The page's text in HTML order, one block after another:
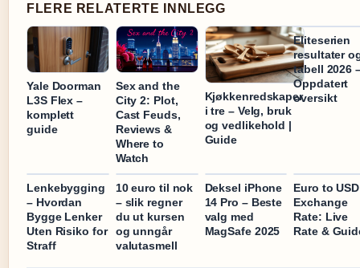
FLERE RELATERTE INNLEGG
Yale Doorman
L3S Flex –
komplett
guide
Sex and the
City 2: Plot,
Cast Feuds,
Reviews &
Where to
Watch
Kjøkkenredskaper
i tre – Velg, bruk
og vedlikehold |
Guide
Eliteserien
resultater
tabell 2026
Oppdatert
oversikt
Lenkebygging
– Hvordan
Bygge Lenker
Uten Risiko for
Straff
10 euro til nok
– slik regner
du ut kursen
og unngår
valutasmell
Deksel iPhone
14 Pro – Beste
valg med
MagSafe 2025
Euro to USD
Exchange
Rate: Live
Rate &